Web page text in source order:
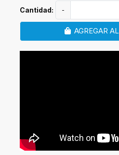
Cantidad: -
AGREGAR